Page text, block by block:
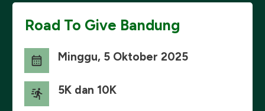
Road To Give Bandung
Minggu, 5 Oktober 2025
5K dan 10K